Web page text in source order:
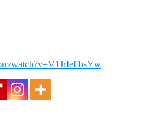
watch?v=V1JrIeFbsYw